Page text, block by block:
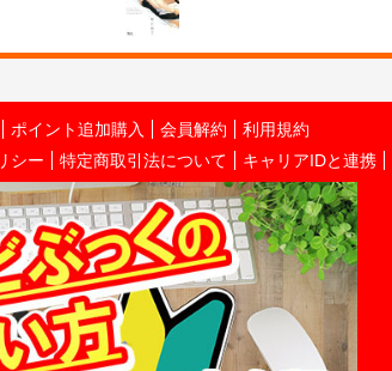
ポイント追加購入 会員解約
利用規約
シー 特定商取引法について キャリアIDと連携